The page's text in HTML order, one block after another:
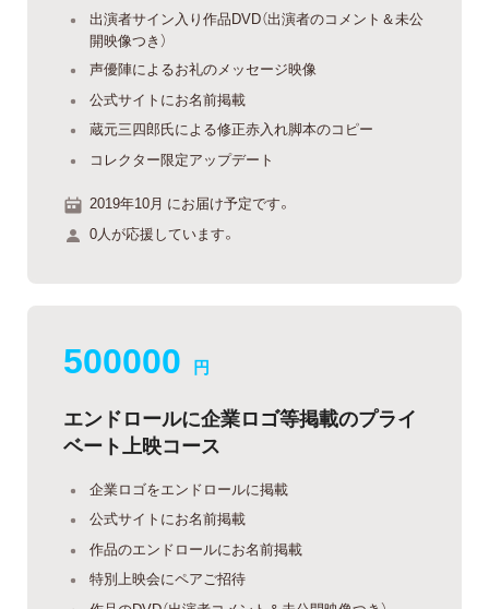
出演者サイン入り作品DVD（出演者のコメント＆未公
開映像つき）
声優陣によるお礼のメッセージ映像
公式サイトにお名前掲載
蔵元三四郎氏による修正赤入れ脚本のコピー
コレクター限定アップデート
2019年10月 にお届け予定です。
0人が応援しています。
500000 円
エンドロールに企業ロゴ等掲載のプライ
ベート上映コース
企業ロゴをエンドロールに掲載
公式サイトにお名前掲載
作品のエンドロールにお名前掲載
特別上映会にペアご招待